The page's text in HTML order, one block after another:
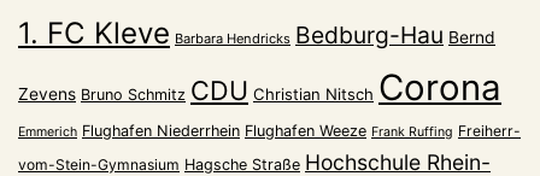
1. FC Kleve Barbara Hendricks Bedburg-Hau Bernd
Zevens Bruno Schmitz CDU Christian Nitsch Corona
Emmerich Flughafen Niederrhein Flughafen Weeze Frank Ruffing Freiherr-
vom-Stein-Gymnasium Hagsche Straße Hochschule Rhein-